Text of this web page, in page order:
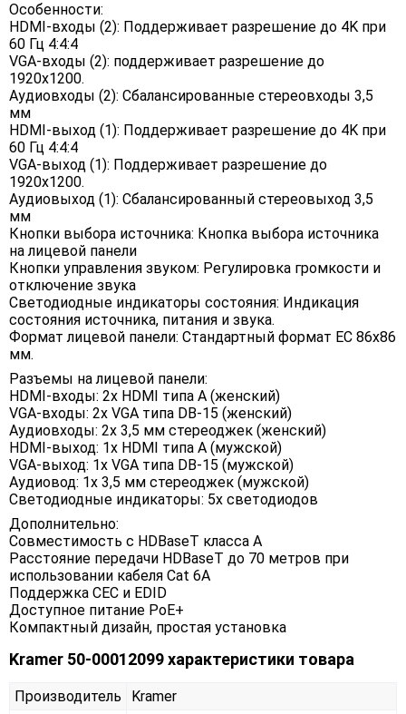
Особенности:
HDMI-входы (2): Поддерживает разрешение до 4K при
60 Гц 4:4:4
VGA-входы (2): поддерживает разрешение до
1920x1200.
Аудиовходы (2): Сбалансированные стереовходы 3,5
мм
HDMI-выход (1): Поддерживает разрешение до 4K при
60 Гц 4:4:4
VGA-выход (1): Поддерживает разрешение до
1920x1200.
Аудиовыход (1): Сбалансированный стереовыход 3,5
мм
Кнопки выбора источника: Кнопка выбора источника
на лицевой панели
Кнопки управления звуком: Регулировка громкости и
отключение звука
Светодиодные индикаторы состояния: Индикация
состояния источника, питания и звука.
Формат лицевой панели: Стандартный формат ЕС 86х86
мм.
Разъемы на лицевой панели:
HDMI-входы: 2x HDMI типа А (женский)
VGA-входы: 2x VGA типа DB-15 (женский)
Аудиовходы: 2x 3,5 мм стереоджек (женский)
HDMI-выход: 1x HDMI типа А (мужской)
VGA-выход: 1x VGA типа DB-15 (мужской)
Аудиовод: 1x 3,5 мм стереоджек (мужской)
Светодиодные индикаторы: 5x светодиодов
Дополнительно:
Совместимость с HDBaseT класса A
Расстояние передачи HDBaseT до 70 метров при
использовании кабеля Cat 6A
Поддержка CEC и EDID
Доступное питание PoE+
Компактный дизайн, простая установка
Kramer 50-00012099 характеристики товара
Производитель
Kramer